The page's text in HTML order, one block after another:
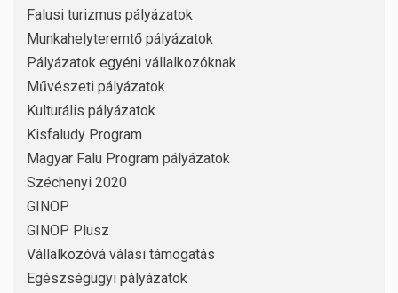
Falusi turizmus pályázatok
Munkahelyteremtő pályázatok
Pályázatok egyéni vállalkozóknak
Művészeti pályázatok
Kulturális pályázatok
Kisfaludy Program
Magyar Falu Program pályázatok
Széchenyi 2020
GINOP
GINOP Plusz
Vállalkozóvá válási támogatás
Egészségügyi pályázatok